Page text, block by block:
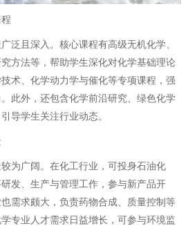
泛且深入。核心课程有高级无机化学、
方法等，帮助学生深化对化学基础理论
术、化学动力学与催化等专项课程，强
此外，还包含化学前沿研究、绿色化学
导学生关注行业动态。
为广阔。在化工行业，可投身石油化
发、生产与管理工作，参与新产品开
需求颇大，负责药物合成、质量控制等
专业人才需求日益增长，可参与环境监